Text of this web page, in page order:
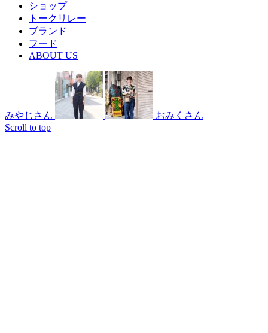
ショップ
トークリレー
ブランド
フード
ABOUT US
みやじさん
おみくさん
Scroll to top